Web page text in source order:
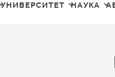
УНИВЕРСИТЕТ НАУКА